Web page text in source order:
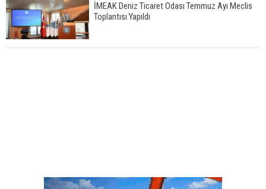
İMEAK Deniz Ticaret Odası Temmuz Ayı Meclis
Toplantısı Yapıldı